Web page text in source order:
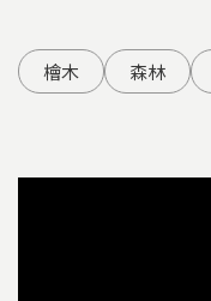
檜木 森林